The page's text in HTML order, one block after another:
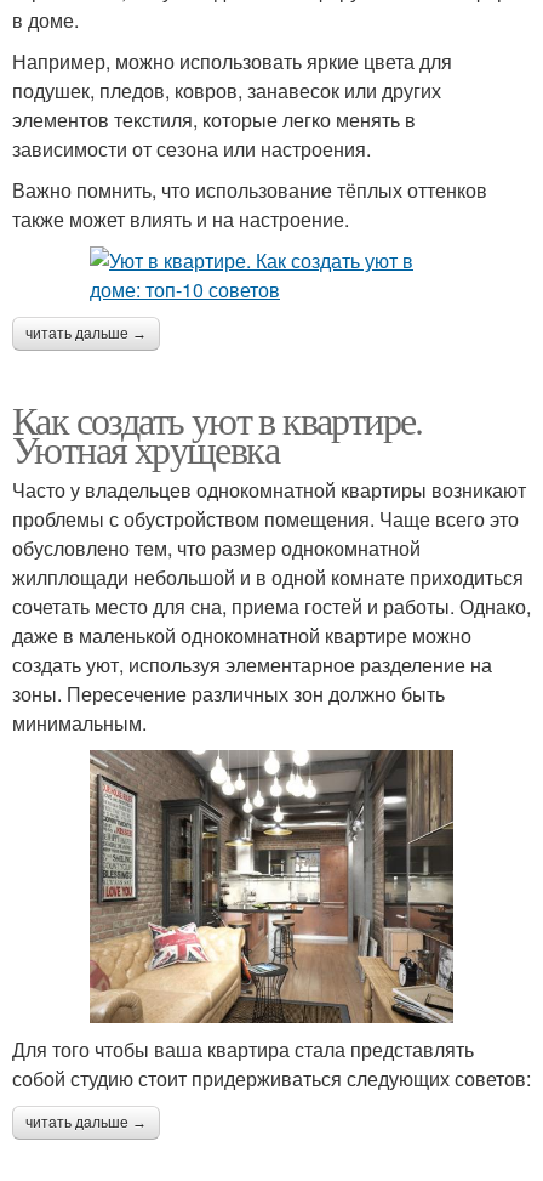
в доме.
Например, можно использовать яркие цвета для
подушек, пледов, ковров, занавесок или других
элементов текстиля, которые легко менять в
зависимости от сезона или настроения.
Важно помнить, что использование тёплых оттенков
также может влиять и на настроение.
читать дальше →
Как создать уют в квартире.
Уютная хрущевка
Часто у владельцев однокомнатной квартиры возникают
проблемы с обустройством помещения. Чаще всего это
обусловлено тем, что размер однокомнатной
жилплощади небольшой и в одной комнате приходиться
сочетать место для сна, приема гостей и работы. Однако,
даже в маленькой однокомнатной квартире можно
создать уют, используя элементарное разделение на
зоны. Пересечение различных зон должно быть
минимальным.
Для того чтобы ваша квартира стала представлять
собой студию стоит придерживаться следующих советов:
читать дальше →